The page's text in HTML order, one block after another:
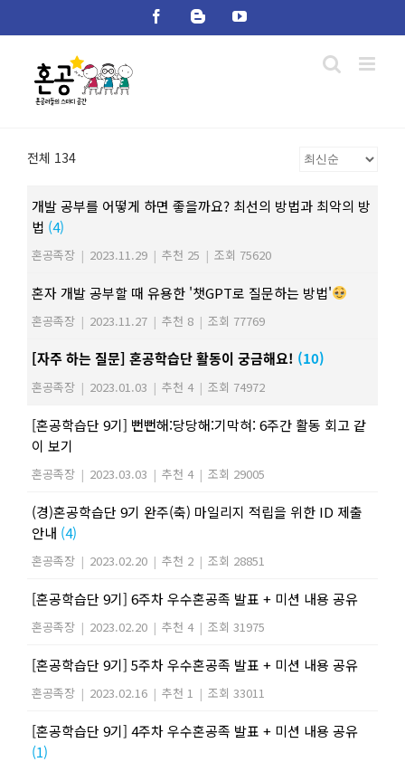
FacebookBloggerYouTube
전체 134
개발 공부를 어떻게 하면 좋을까요? 최선의 방법과 최악의 방
법 (4)
혼공족장 | 2023.11.29 | 추천 25 | 조회 75620
혼자 개발 공부할 때 유용한 '챗GPT로 질문하는 방법'
혼공족장 | 2023.11.27 | 추천 8 | 조회 77769
[자주 하는 질문] 혼공학습단 활동이 궁금해요! (10)
혼공족장 | 2023.01.03 | 추천 4 | 조회 74972
[혼공학습단 9기] 뻔뻔해:당당해:기막혀: 6주간 활동 회고 같
이 보기
혼공족장 | 2023.03.03 | 추천 4 | 조회 29005
(경)혼공학습단 9기 완주(축) 마일리지 적립을 위한 ID 제출
안내 (4)
혼공족장 | 2023.02.20 | 추천 2 | 조회 28851
[혼공학습단 9기] 6주차 우수혼공족 발표 + 미션 내용 공유
혼공족장 | 2023.02.20 | 추천 4 | 조회 31975
[혼공학습단 9기] 5주차 우수혼공족 발표 + 미션 내용 공유
혼공족장 | 2023.02.16 | 추천 1 | 조회 33011
[혼공학습단 9기] 4주차 우수혼공족 발표 + 미션 내용 공유
(1)